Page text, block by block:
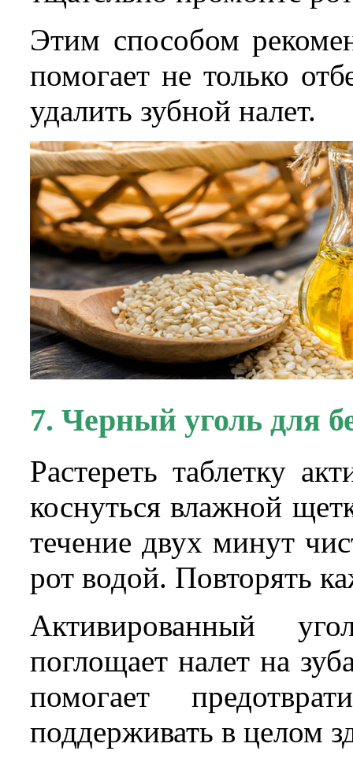
Этим способом
помогает не только
удалить зубной налет.
7. Черный уголь для
Растереть таблетку
коснуться влажной
течение двух минут
рот водой. Повторять
Активированный
поглощает налет на
помогает
поддерживать в целом